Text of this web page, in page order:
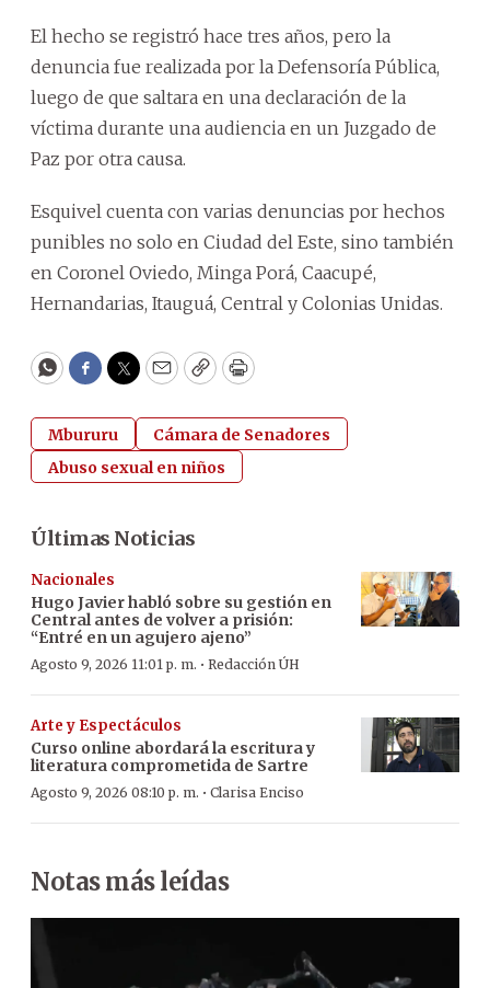
El hecho se registró hace tres años, pero la
denuncia fue realizada por la Defensoría Pública,
luego de que saltara en una declaración de la
víctima durante una audiencia en un Juzgado de
Paz por otra causa.
Esquivel cuenta con varias denuncias por hechos
punibles no solo en Ciudad del Este, sino también
en Coronel Oviedo, Minga Porá, Caacupé,
Hernandarias, Itauguá, Central y Colonias Unidas.
WhatsApp
Facebook
Twitter
EmailCopyPrint
Mbururu
Cámara de Senadores
Abuso sexual en niños
Últimas Noticias
Nacionales
Hugo Javier habló sobre su gestión en
Central antes de volver a prisión:
“Entré en un agujero ajeno”
Agosto 9, 2026 11:01 p. m. · Redacción ÚH
Arte y Espectáculos
Curso online abordará la escritura y
literatura comprometida de Sartre
Agosto 9, 2026 08:10 p. m. · Clarisa Enciso
Notas más leídas